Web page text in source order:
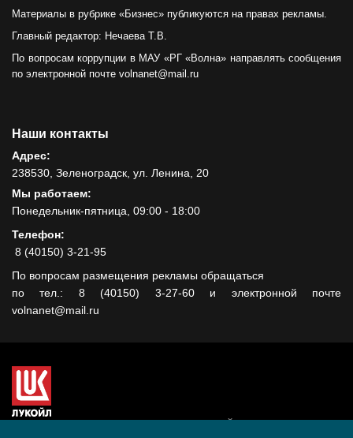
Материалы в рубрике «Бизнес» публикуются на правах рекламы.
Главный редактор: Нечаева Т.В.
По вопросам коррупции в МАУ «РГ «Волна» направлять сообщения
по электронной почте volnanet@mail.ru
Наши контакты
Адрес:
238530, Зеленоградск, ул. Ленина, 20
Мы работаем:
Понедельник-пятница, 09:00 - 18:00
Телефон:
8 (40150) 3-21-95
По вопросам размещения рекламы обращаться
по тел.: 8 (40150) 3-27-60 и электронной почте
volnanet@mail.ru